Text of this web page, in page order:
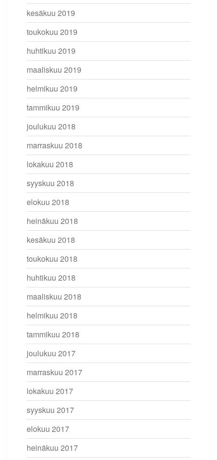
kesäkuu 2019
toukokuu 2019
huhtikuu 2019
maaliskuu 2019
helmikuu 2019
tammikuu 2019
joulukuu 2018
marraskuu 2018
lokakuu 2018
syyskuu 2018
elokuu 2018
heinäkuu 2018
kesäkuu 2018
toukokuu 2018
huhtikuu 2018
maaliskuu 2018
helmikuu 2018
tammikuu 2018
joulukuu 2017
marraskuu 2017
lokakuu 2017
syyskuu 2017
elokuu 2017
heinäkuu 2017